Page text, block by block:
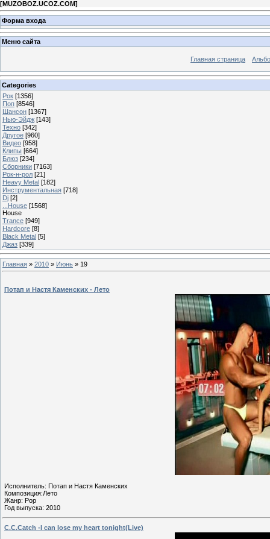
[MUZOBOZ.UCOZ.COM]
Форма входа
Меню сайта
Главная страница
Categories
Рок [1356]
Поп [8546]
Шансон [1367]
Нью-Эйдж [143]
Техно [342]
Другое [960]
Видео [958]
Клипы [664]
Блюз [234]
Сборники [7163]
Рок-н-рол [21]
Heavy Metal [182]
Инструментальная [718]
Dj [2]
...House [1568]
House
Trance [949]
Hardcore [8]
Black Metal [5]
Джаз [339]
Главная » 2010 » Июнь » 19
Потап и Настя Каменских - Лето
Исполнитель: Потап и Настя Каменских
Композиция:Лето
Жанр: Pop
Год выпуска: 2010
C.C.Catch -I can lose my heart tonight(Live)